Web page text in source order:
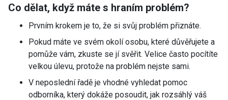
Co dělat, když máte s hraním problém?
Prvním krokem je to, že si svůj problém přiznáte.
Pokud máte ve svém okolí osobu, které důvěřujete a
pomůže vám, zkuste se jí svěřit. Velice často pocítíte
velkou úlevu, protože na problém nejste sami.
V neposlední řadě je vhodné vyhledat pomoc
odborníka, který dokáže posoudit, jak rozsáhlý váš